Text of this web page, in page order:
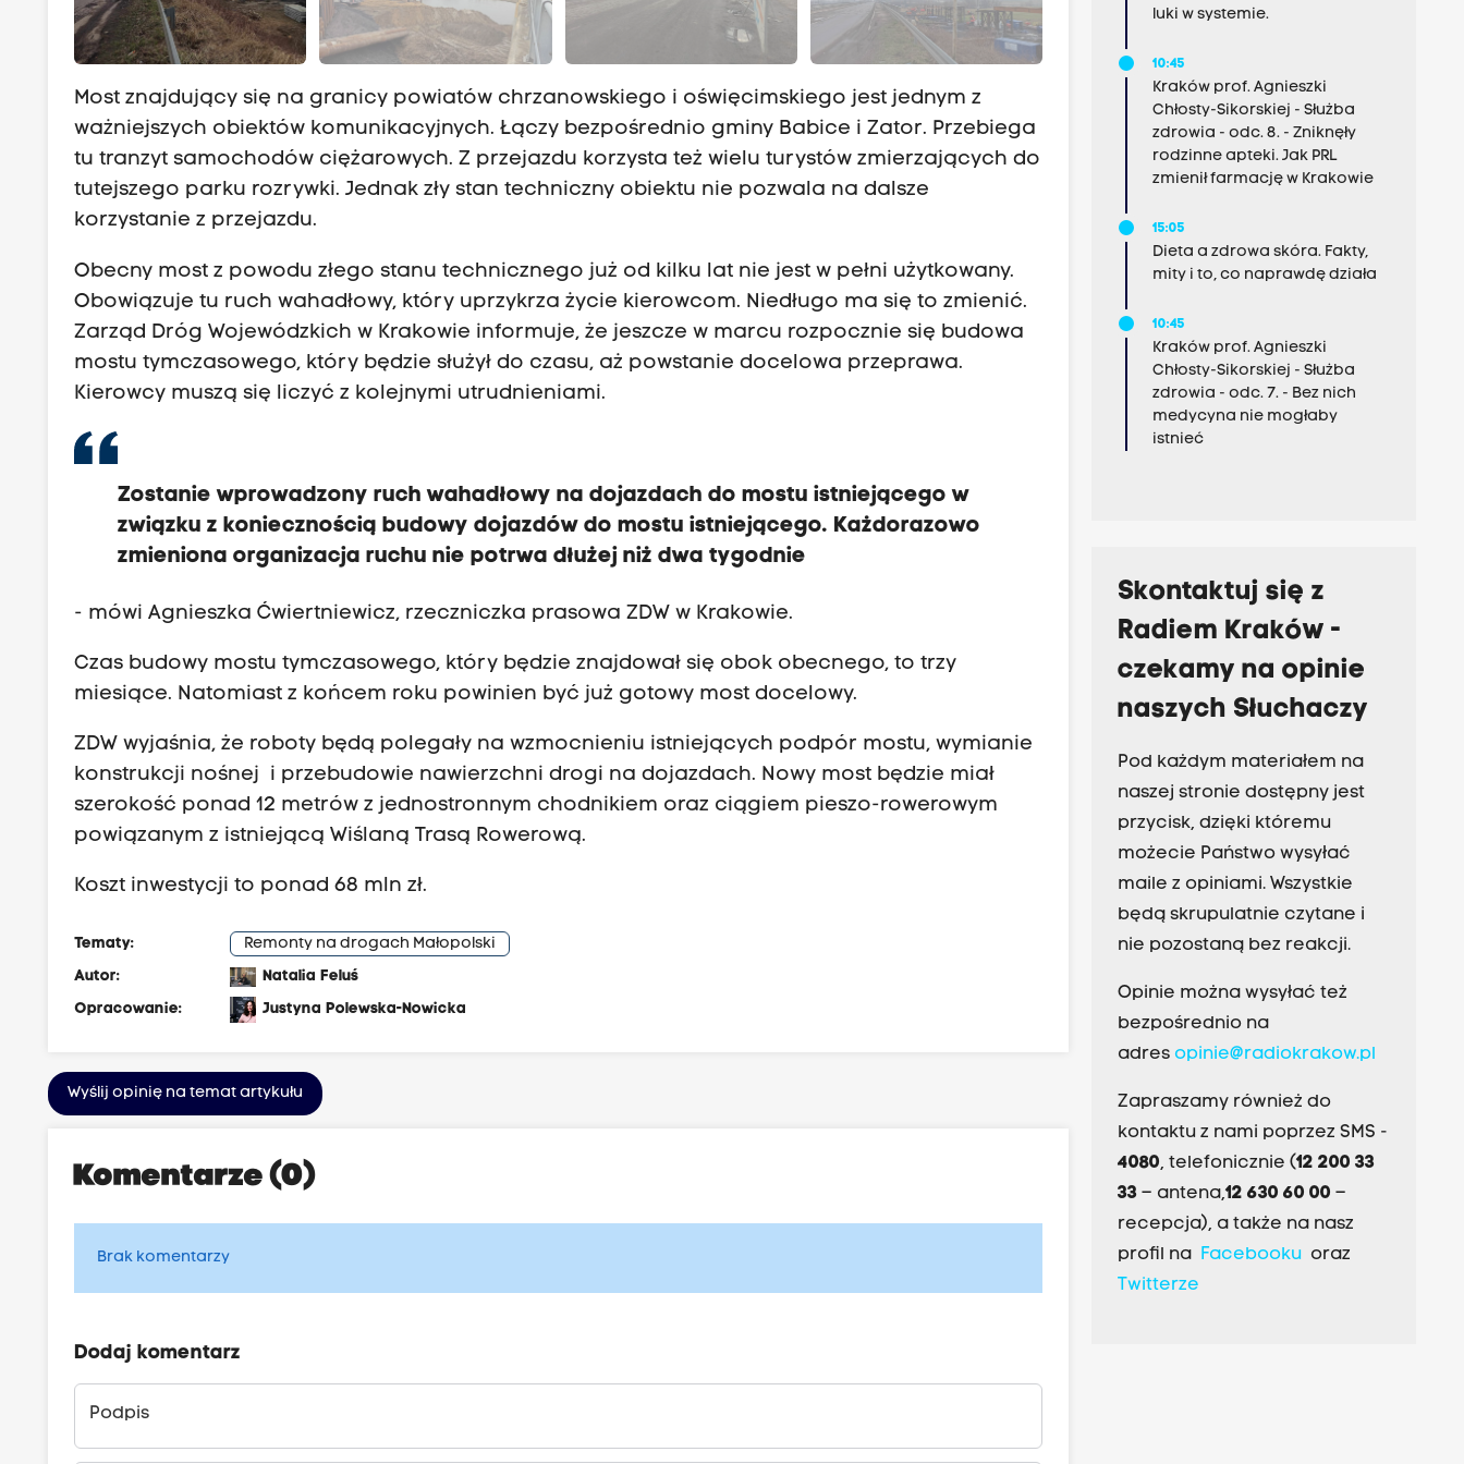
Most znajdujący się na granicy powiatów chrzanowskiego i oświęcimskiego jest jednym z
ważniejszych obiektów komunikacyjnych. Łączy bezpośrednio gminy Babice i Zator. Przebiega
tu tranzyt samochodów ciężarowych. Z przejazdu korzysta też wielu turystów zmierzających do
tutejszego parku rozrywki. Jednak zły stan techniczny obiektu nie pozwala na dalsze
korzystanie z przejazdu.
Obecny most z powodu złego stanu technicznego już od kilku lat nie jest w pełni użytkowany.
Obowiązuje tu ruch wahadłowy, który uprzykrza życie kierowcom. Niedługo ma się to zmienić.
Zarząd Dróg Wojewódzkich w Krakowie informuje, że jeszcze w marcu rozpocznie się budowa
mostu tymczasowego, który będzie służył do czasu, aż powstanie docelowa przeprawa.
Kierowcy muszą się liczyć z kolejnymi utrudnieniami.
Zostanie wprowadzony ruch wahadłowy na dojazdach do mostu istniejącego w
związku z koniecznością budowy dojazdów do mostu istniejącego. Każdorazowo
zmieniona organizacja ruchu nie potrwa dłużej niż dwa tygodnie
- mówi Agnieszka Ćwiertniewicz, rzeczniczka prasowa ZDW w Krakowie.
Czas budowy mostu tymczasowego, który będzie znajdował się obok obecnego, to trzy
miesiące. Natomiast z końcem roku powinien być już gotowy most docelowy.
ZDW wyjaśnia, że roboty będą polegały na wzmocnieniu istniejących podpór mostu, wymianie
konstrukcji nośnej i przebudowie nawierzchni drogi na dojazdach. Nowy most będzie miał
szerokość ponad 12 metrów z jednostronnym chodnikiem oraz ciągiem pieszo-rowerowym
powiązanym z istniejącą Wiślaną Trasą Rowerową.
Koszt inwestycji to ponad 68 mln zł.
Tematy:
Remonty na drogach Małopolski
Autor:
Natalia Feluś
Opracowanie:
Justyna Polewska-Nowicka
Wyślij opinię na temat artykułu
Komentarze (0)
Brak komentarzy
Dodaj komentarz
Podpis
luki w systemie.
10:45
Kraków prof. Agnieszki
Chłosty-Sikorskiej - Służba
zdrowia - odc. 8. - Zniknęły
rodzinne apteki. Jak PRL
zmienił farmację w Krakowie
15:05
Dieta a zdrowa skóra. Fakty,
mity i to, co naprawdę działa
10:45
Kraków prof. Agnieszki
Chłosty-Sikorskiej - Służba
zdrowia - odc. 7. - Bez nich
medycyna nie mogłaby
istnieć
Skontaktuj się z
Radiem Kraków -
czekamy na opinie
naszych Słuchaczy
Pod każdym materiałem na
naszej stronie dostępny jest
przycisk, dzięki któremu
możecie Państwo wysyłać
maile z opiniami. Wszystkie
będą skrupulatnie czytane i
nie pozostaną bez reakcji.
Opinie można wysyłać też
bezpośrednio na
adres opinie@radiokrakow.pl
Zapraszamy również do
kontaktu z nami poprzez SMS -
4080, telefonicznie (12 200 33
33– antena,12 630 60 00 –
recepcja), a także na nasz
profil na Facebookuoraz
Twitterze